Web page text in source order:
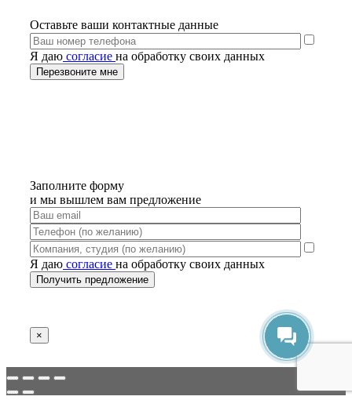
Оставьте ваши контактные данные
Я даю согласие на обработку своих данных
Заполните форму
и мы вышлем вам предложение
Я даю согласие на обработку своих данных
×